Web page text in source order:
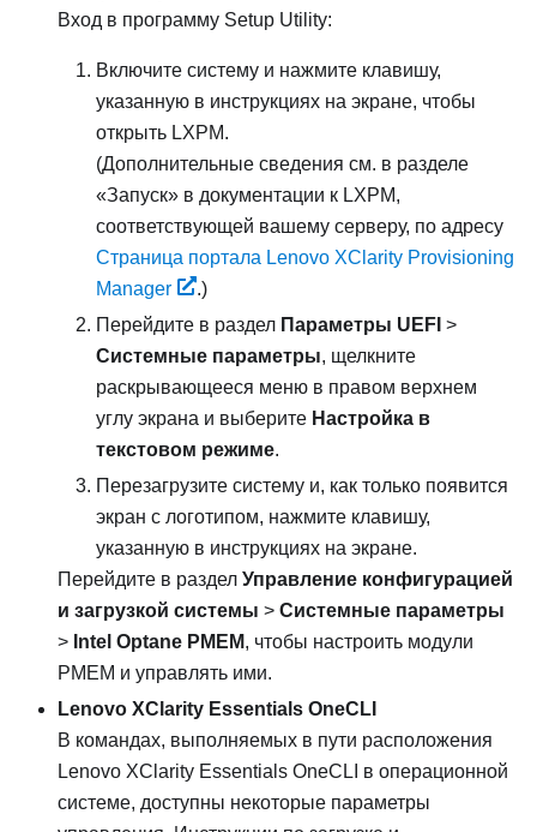
Вход в программу Setup Utility:
Включите систему и нажмите клавишу,
указанную в инструкциях на экране, чтобы
открыть LXPM.
(Дополнительные сведения см. в разделе
«Запуск» в документации к LXPM,
соответствующей вашему серверу, по адресу
Страница портала Lenovo XClarity Provisioning
Manager
.)
Перейдите в раздел Параметры UEFI >
Системные параметры, щелкните
раскрывающееся меню в правом верхнем
углу экрана и выберите Настройка в
текстовом режиме.
Перезагрузите систему и, как только появится
экран с логотипом, нажмите клавишу,
указанную в инструкциях на экране.
Перейдите в раздел Управление конфигурацией
и загрузкой системы > Системные параметры
> Intel Optane PMEM, чтобы настроить модули
PMEM и управлять ими.
Lenovo XClarity Essentials OneCLI
В командах, выполняемых в пути расположения
Lenovo XClarity Essentials OneCLI в операционной
системе, доступны некоторые параметры